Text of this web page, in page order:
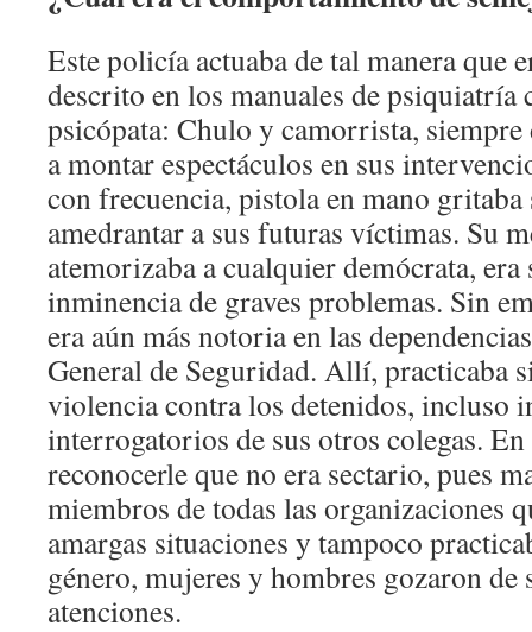
Este policía actuaba de tal manera que
descrito en los manuales de psiquiatría
psicópata: Chulo y camorrista,
a montar espectáculos en sus
con frecuencia, pistola en mano
amedrantar a sus futuras víctimas. Su
atemorizaba a cualquier demócrata,
inminencia de graves problemas. Sin
era aún más notoria en las
General de Seguridad. Allí, practicaba
violencia contra los detenidos, incluso
interrogatorios de sus otros colegas.
reconocerle que no era sectario, pues
miembros de todas las organizaciones
amargas situaciones y tampoco
género, mujeres y hombres gozaron de
atenciones.